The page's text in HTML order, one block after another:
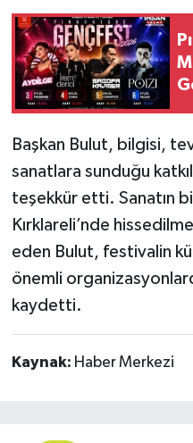
Başkan Bulut, bilgisi,
sanatlara sunduğu
teşekkür etti. Sanatın
Kırklareli’nde
eden Bulut, festivalin
önemli
kaydetti.
Kaynak: Haber Merkezi